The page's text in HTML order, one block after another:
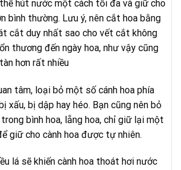
hút nước một cách tối đa và giữ cho
bình thường. Lưu ý, nên cắt hoa bằng
cắt duy nhất sao cho vết cắt không
thương đến ngày hoa, như vậy cũng
hơn rất nhiều
tâm, loại bỏ một số cánh hoa phía
xấu, bị dập hay héo. Bạn cũng nên bỏ
bình hoa, lẵng hoa, chỉ giữ lại một
giữ cho cành hoa được tự nhiên.
lá sẽ khiến cành hoa thoát hơi nước